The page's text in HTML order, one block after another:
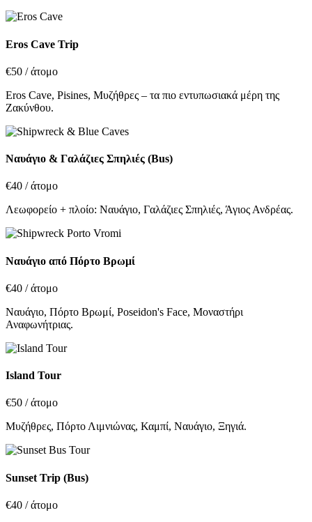
Eros Cave Trip
€50 / άτομο
Eros Cave, Pisines, Μυζήθρες – τα πιο εντυπωσιακά μέρη της
Ζακύνθου.
Ναυάγιο & Γαλάζιες Σπηλιές (Bus)
€40 / άτομο
Λεωφορείο + πλοίο: Ναυάγιο, Γαλάζιες Σπηλιές, Άγιος Ανδρέας.
Ναυάγιο από Πόρτο Βρωμί
€40 / άτομο
Ναυάγιο, Πόρτο Βρωμί, Poseidon's Face, Μοναστήρι
Αναφωνήτριας.
Island Tour
€50 / άτομο
Μυζήθρες, Πόρτο Λιμνιώνας, Καμπί, Ναυάγιο, Ξηγιά.
Sunset Trip (Bus)
€40 / άτομο